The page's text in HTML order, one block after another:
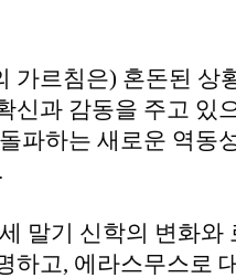
가르침은) 혼돈된 상
신과 감동을 주고 있
파하는 새로운 역동
말기 신학의 변화
하고, 에라스무스로